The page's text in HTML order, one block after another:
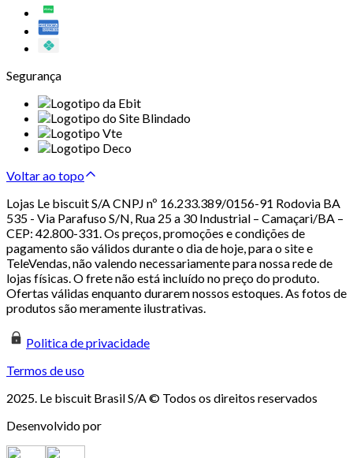
Segurança
Voltar ao topo
Lojas Le biscuit S/A CNPJ nº 16.233.389/0156-91 Rodovia BA
535 - Via Parafuso S/N, Rua 25 a 30 Industrial – Camaçari/BA –
CEP: 42.800-331. Os preços, promoções e condições de
pagamento são válidos durante o dia de hoje, para o site e
TeleVendas, não valendo necessariamente para nossa rede de
lojas físicas. O frete não está incluído no preço do produto.
Ofertas válidas enquanto durarem nossos estoques. As fotos de
produtos são meramente ilustrativas.
Politica de privacidade
Termos de uso
2025. Le biscuit Brasil S/A © Todos os direitos reservados
Desenvolvido por